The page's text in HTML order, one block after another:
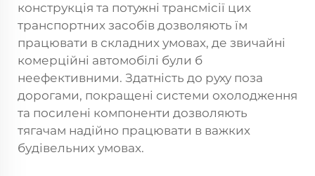
конструкція та потужні трансмісії цих
транспортних засобів дозволяють їм
працювати в складних умовах, де звичайні
комерційні автомобілі були б
неефективними. Здатність до руху поза
дорогами, покращені системи охолодження
та посилені компоненти дозволяють
тягачам надійно працювати в важких
будівельних умовах.